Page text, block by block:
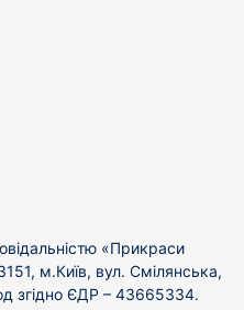
«Прикраси
м.Київ, вул. Смілянська,
згідно ЄДР – 43665334.